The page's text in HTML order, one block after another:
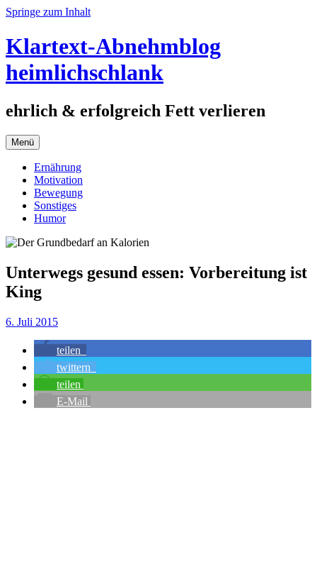
Springe zum Inhalt
Klartext-Abnehmblog
heimlichschlank
ehrlich & erfolgreich Fett verlieren
Menü
Ernährung
Motivation
Bewegung
Sonstiges
Humor
Unterwegs gesund essen: Vorbereitung ist
King
6. Juli 2015
teilen
twittern
teilen
E-Mail